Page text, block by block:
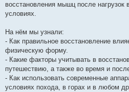
д
о
е
н
я
восстановления мышц после
условиях.
На нём мы узнали:
- Как правильное восстановление
физическую форму.
- Какие факторы учитывать в
путешествию, а также во время и
- Как использовать современные
условиях похода, в горах и в любом